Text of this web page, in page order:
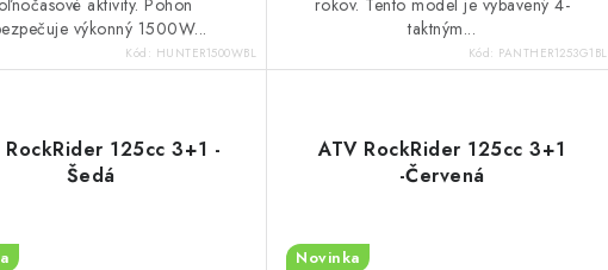
výkonný 1500W...
Kód: HUNTER1500WBL
taktným...
Kód: PANTHER1253G1BL
RockRider 125cc 3+1 -
Šedá
ATV RockRider 125cc 3+1
-Červená
Novinka